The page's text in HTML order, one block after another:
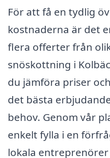
För att få en tydlig
kostnaderna är det
flera offerter från
snöskottning i
du jämföra priser
det bästa
behov. Genom vår
enkelt fylla i en
lokala